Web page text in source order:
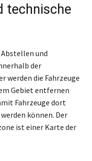
technische
und
der
werden die Fahrzeuge
Gebiet entfernen
Fahrzeuge dort
können. Der
ist einer Karte der